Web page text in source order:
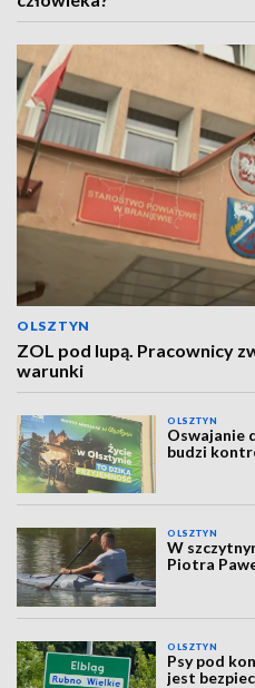
OLSZTYN
ZOL pod lupą. Pracownicy
warunki
OLSZTYN
Oswajanie
budzi
OLSZTYN
W
Piotra
OLSZTYN
Psy pod
jest